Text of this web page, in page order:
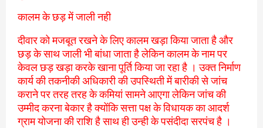
कालम के छड़ में जाली नही
दीवार को मजबूत रखने के लिए कालम खड़ा किया जाता है और
छड़ के साथ जाली भी बांधा जाता है लेकिन कालम के नाम पर
केवल छड़ खड़ा करके खाना पूर्ति किया जा रहा है । उक्त निर्माण
कार्य की तकनीकी अधिकारी की उपस्थिती में बारीकी से जांच
कराने पर तरह तरह के कमियां सामने आएगा लेकिन जांच की
उम्मीद करना बेकार है क्योंकि सत्ता पक्ष के विधायक का आदर्श
ग्राम योजना की राशि है साथ ही उन्ही के पसंदीदा सरपंच है ।